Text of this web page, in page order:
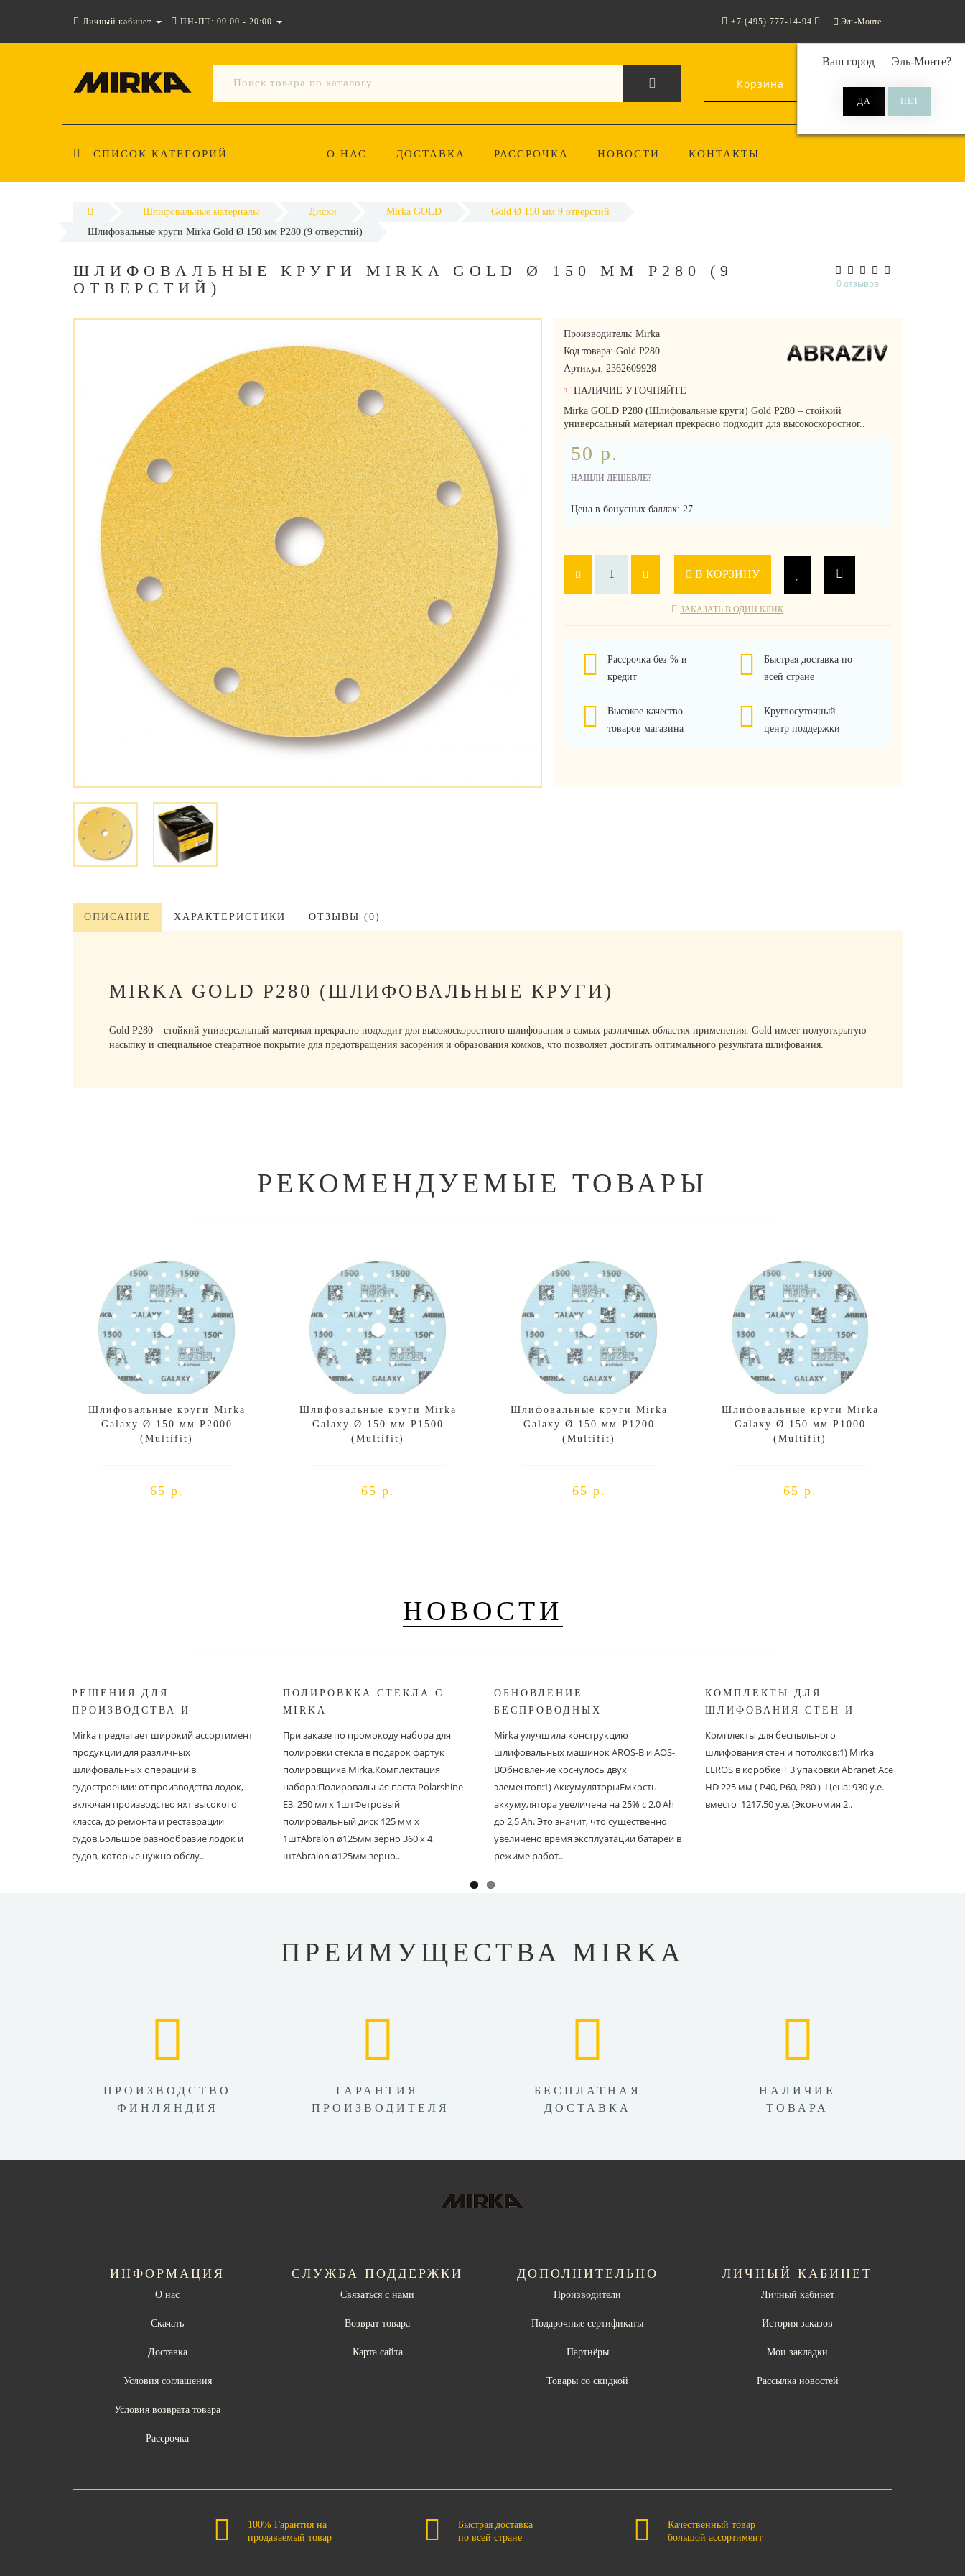
Личный кабинет ПН-ПТ: 09:00 - 20:00 Эль-Монте
Ваш город — Эль-Монте?
+7 (495) 777-14-94
Корзина 0
СПИСОК КАТЕГОРИЙ О НАС ДОСТАВКА РАССРОЧКА НОВОСТИ КОНТАКТЫ
Шлифовальные материалы Диски Mirka GOLD
Gold Ø 150 мм 9 отверстий
Шлифовальные круги Mirka Gold Ø 150 мм P280 (9 отверстий)
ШЛИФОВАЛЬНЫЕ КРУГИ MIRKA GOLD Ø 150 ММ P280 (9
ОТВЕРСТИЙ)
0 отзывов
Производитель: Mirka
Код товара: Gold P280
Артикул: 2362609928
НАЛИЧИЕ УТОЧНЯЙТЕ
Mirka GOLD P280 (Шлифовальные круги) Gold P280 – стойкий
универсальный материал прекрасно подходит для высокоскоростног..
50 р.
НАШЛИ ДЕШЕВЛЕ?
Цена в бонусных баллах: 27
В КОРЗИНУ
ЗАКАЗАТЬ В ОДИН КЛИК
Рассрочка без % и
кредит
Быстрая доставка по
всей стране
Высокое качество
товаров магазина
Круглосуточный
центр поддержки
ОПИСАНИЕ ХАРАКТЕРИСТИКИ ОТЗЫВЫ (0)
MIRKA GOLD P280 (ШЛИФОВАЛЬНЫЕ КРУГИ)
Gold P280 – стойкий универсальный материал прекрасно подходит для высокоскоростного шлифования в самых различных областях применения. Gold имеет полуоткрытую
насыпку и специальное стеаратное покрытие для предотвращения засорения и образования комков, что позволяет достигать оптимального результата шлифования.
РЕКОМЕНДУЕМЫЕ ТОВАРЫ
Шлифовальные круги Mirka
Galaxy Ø 150 мм P2000
(Multifit)
65 р.
Шлифовальные круги Mirka
Galaxy Ø 150 мм P1500
(Multifit)
65 р.
Шлифовальные круги Mirka
Galaxy Ø 150 мм P1200
(Multifit)
65 р.
Шлифовальные круги Mirka
Galaxy Ø 150 мм P1000
(Multifit)
65 р.
НОВОСТИ
РЕШЕНИЯ ДЛЯ
ПРОИЗВОДСТВА И
Mirka предлагает широкий ассортимент
продукции для различных
шлифовальных операций в
судостроении: от производства лодок,
включая производство яхт высокого
класса, до ремонта и реставрации
судов.Большое разнообразие лодок и
судов, которые нужно обслу..
ПОЛИРОВККА СТЕКЛА С
MIRKA
При заказе по промокоду набора для
полировки стекла в подарок фартук
полировщика Mirka.Комплектация
набора:Полировальная паста Polarshine
E3, 250 мл х 1штФетровый
полировальный диск 125 мм х
1штAbralon ø125мм зерно 360 х 4
штAbralon ø125мм зерно..
ОБНОВЛЕНИЕ
БЕСПРОВОДНЫХ
Mirka улучшила конструкцию
шлифовальных машинок AROS-B и AOS-
BОбновление коснулось двух
элементов:1) АккумуляторыЁмкость
аккумулятора увеличена на 25% с 2,0 Ah
до 2,5 Ah. Это значит, что существенно
увеличено время эксплуатации батареи в
режиме работ..
КОМПЛЕКТЫ ДЛЯ
ШЛИФОВАНИЯ СТЕН И
Комплекты для беспыльного
шлифования стен и потолков:1) Mirka
LEROS в коробке + 3 упаковки Abranet Ace
HD 225 мм ( P40, P60, P80 ) Цена: 930 у.е.
вместо 1217,50 у.е. (Экономия 2..
ПРЕИМУЩЕСТВА MIRKA
ПРОИЗВОДСТВО
ФИНЛЯНДИЯ
ГАРАНТИЯ
ПРОИЗВОДИТЕЛЯ
БЕСПЛАТНАЯ
ДОСТАВКА
НАЛИЧИЕ
ТОВАРА
ИНФОРМАЦИЯ
О нас
Скачать
Доставка
Условия соглашения
Условия возврата товара
Рассрочка
СЛУЖБА ПОДДЕРЖКИ
Связаться с нами
Возврат товара
Карта сайта
ДОПОЛНИТЕЛЬНО
Производители
Подарочные сертификаты
Партнёры
Товары со скидкой
ЛИЧНЫЙ КАБИНЕТ
Личный кабинет
История заказов
Мои закладки
Рассылка новостей
100% Гарантия на
продаваемый товар
Быстрая доставка
по всей стране
Качественный товар
большой ассортимент